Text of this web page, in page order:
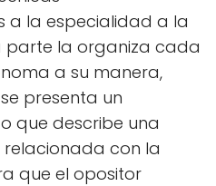
a la especialidad a la
parte la organiza cada
a su manera,
presenta un
que describe una
con la
que el opositor